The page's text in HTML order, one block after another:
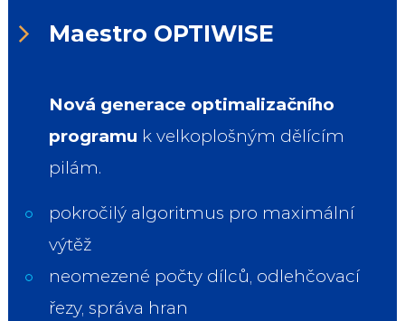
Maestro OPTIWISE
Nová generace optimalizačního
programu k velkoplošným dělícím
pilám.
pokročilý algoritmus pro maximální
výtěž
neomezené počty dílců, odlehčovací
řezy, správa hran